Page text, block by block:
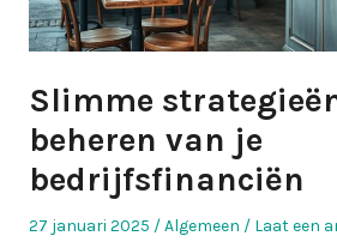
Slimme
beheren van je
bedrijfsfinanciën
Geplaatst
27 januari 2025
Geplaatst
Algemeen Laat een